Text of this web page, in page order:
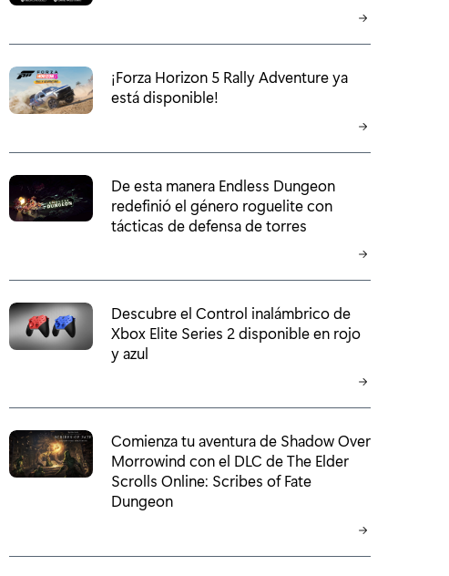
¡Forza Horizon 5 Rally Adventure ya
está disponible!
De esta manera Endless Dungeon
redefinió el género roguelite con
tácticas de defensa de torres
Descubre el Control inalámbrico de
Xbox Elite Series 2 disponible en rojo
y azul
Comienza tu aventura de Shadow Over
Morrowind con el DLC de The Elder
Scrolls Online: Scribes of Fate
Dungeon